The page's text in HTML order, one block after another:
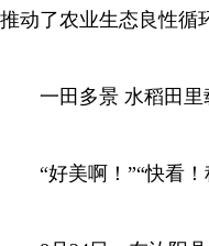
推动了农业生态良性循
一田多景 水稻田里
“好美啊！”“快看！